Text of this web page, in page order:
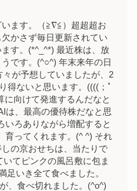
ます。（≧∇≦）超超超お
かさず毎日更新されてい
す。(*^_^*) 最近株は、放
です。(^○^) 年末来年の日
が予想していましたが、2
得ないと思います。((((；ﾟ
向けて発進するんだなと
は、最高の優待株だなと思
いろありながら増配すると
育ってくれます。(^ ^) それ
の京おせちは、当たりで
てピンクの風呂敷に包ま
足いき全て食べました。
、食べ切れました。(^o^)